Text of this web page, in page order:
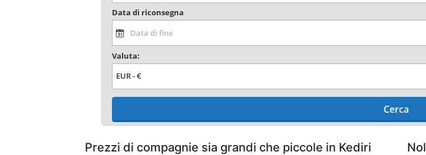
Data di riconsegna
Valuta:
Cerca
Prezzi di compagnie sia grandi che piccole in Kediri